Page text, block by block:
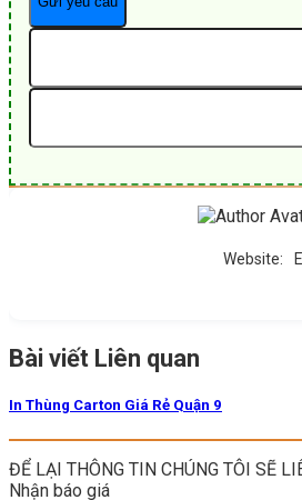
Website:
Bài viết Liên quan
In Thùng Carton Giá Rẻ Quận 9
ĐỂ LẠI THÔNG TIN CHÚNG TÔI SẼ
Nhận báo giá